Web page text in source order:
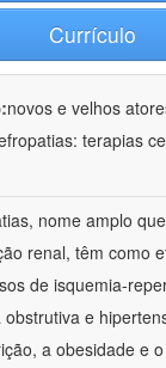
Currículo
novos e velhos
terapias
nome amplo
renal, têm como
de isquemia-
e
a obesidade e